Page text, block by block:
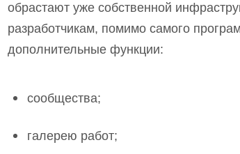
обрастают уже собственной
разработчикам, помимо самого
дополнительные функции:
сообщества;
галерею работ;